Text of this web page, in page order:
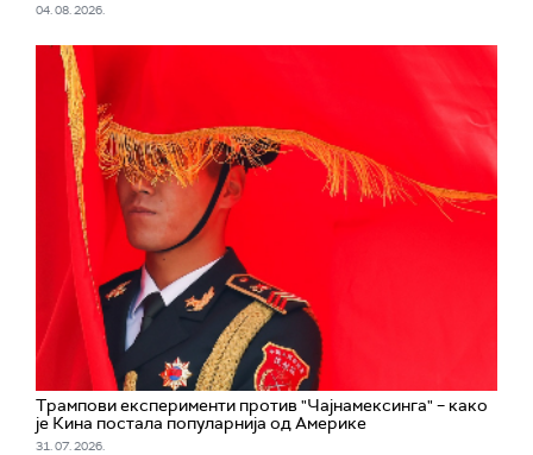
04. 08. 2026.
Трампови експерименти против "Чајнамексинга" – како
је Кина постала популарнија од Америке
31. 07. 2026.